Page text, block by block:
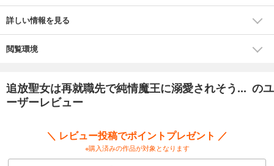
詳しい情報を見る
閲覧環境
追放聖女は再就職先で純情魔王に溺愛されそう... のユ
ーザーレビュー
＼ レビュー投稿でポイントプレゼント ／
※購入済みの作品が対象となります